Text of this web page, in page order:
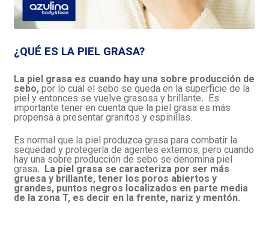
¿QUÉ ES LA PIEL GRASA?
La piel grasa es cuando hay una sobre producción de
sebo, por lo cual el sebo se queda en la superficie de la
piel y entonces se vuelve grasosa y brillante. Es
importante tener en cuenta que la piel grasa es más
propensa a presentar granitos y espinillas.
Es normal que la piel produzca grasa para combatir la
sequedad y protegerla de agentes externos, pero cuando
hay una sobre producción de sebo se denomina piel
grasa. La piel grasa se caracteriza por ser más
gruesa y brillante, tener los poros abiertos y
grandes, puntos negros localizados en parte media
de la zona T, es decir en la frente, nariz y mentón.